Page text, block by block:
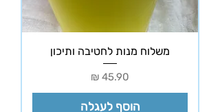
משלוח מנות לחטיבה ותיכון
מחיר
הוסף לעגלה